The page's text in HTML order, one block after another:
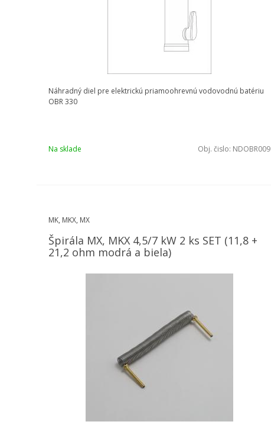
Náhradný diel pre elektrickú priamoohrevnú vodovodnú batériu
OBR 330
Na sklade Obj. čislo: NDOBR009
MK, MKX, MX
Špirála MX, MKX 4,5/7 kW 2 ks SET (11,8 +
21,2 ohm modrá a biela)